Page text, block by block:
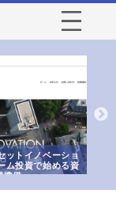
ットイノベーショ
ム投資で始める資
準備